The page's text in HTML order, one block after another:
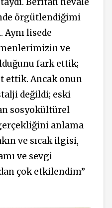
örgütlendiğimi
Aynı lisede
ve
fark ettik;
ettik. Ancak onun
değildi; eski
sosyokültürel
anlama
ve sıcak ilgisi,
ve sevgi
çok etkilendim”